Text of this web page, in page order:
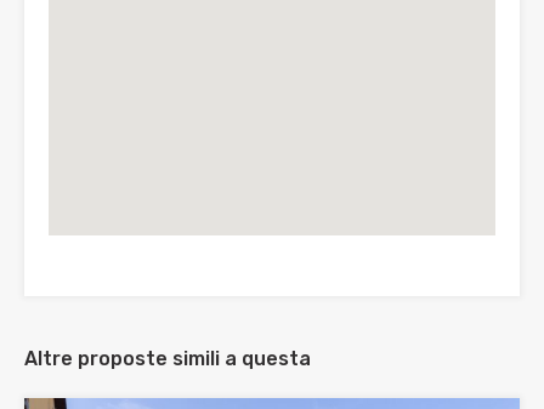
Altre proposte simili a questa